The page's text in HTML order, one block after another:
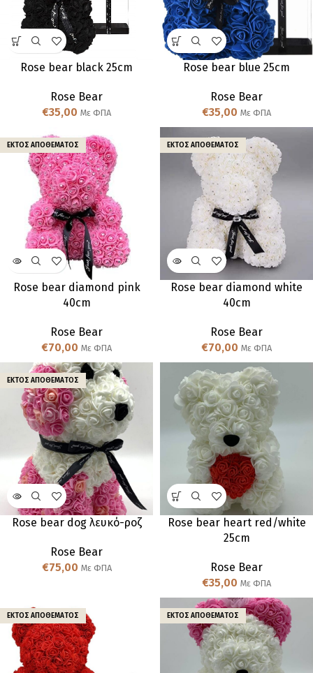
Rose bear black 25cm
Rose Bear
€35,00 Με ΦΠΑ
Rose bear blue 25cm
Rose Bear
€35,00 Με ΦΠΑ
ΕΚΤΌΣ ΑΠΟΘΈΜΑΤΟΣ
Rose bear diamond pink
40cm
Rose Bear
€70,00 Με ΦΠΑ
ΕΚΤΌΣ ΑΠΟΘΈΜΑΤΟΣ
Rose bear diamond white
40cm
Rose Bear
€70,00 Με ΦΠΑ
ΕΚΤΌΣ ΑΠΟΘΈΜΑΤΟΣ
Rose bear dog λευκό-ροζ
Rose Bear
€75,00 Με ΦΠΑ
Rose bear heart red/white
25cm
Rose Bear
€35,00 Με ΦΠΑ
ΕΚΤΌΣ ΑΠΟΘΈΜΑΤΟΣ ΕΚΤΌΣ ΑΠΟΘΈΜΑΤΟΣ